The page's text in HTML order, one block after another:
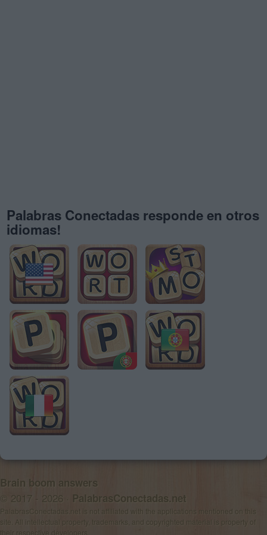
Palabras Conectadas responde en otros
idiomas!
Brain boom answers
© 2017 - 2026 · PalabrasConectadas.net
PalabrasConectadas.net is not affiliated with the applications mentioned on this
site. All intellectual property, trademarks, and copyrighted material is property of